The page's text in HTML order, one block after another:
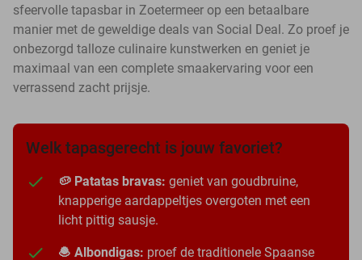
sfeervolle tapasbar in Zoetermeer op een betaalbare
manier met de geweldige deals van Social Deal. Zo proef je
onbezorgd talloze culinaire kunstwerken en geniet je
maximaal van een complete smaakervaring voor een
verrassend zacht prijsje.
Welk tapasgerecht is jouw favoriet?
🥔 Patatas bravas: geniet van goudbruine,
knapperige aardappeltjes overgoten met een
licht pittig sausje.
🧆 Albondigas: proef de traditionele Spaanse